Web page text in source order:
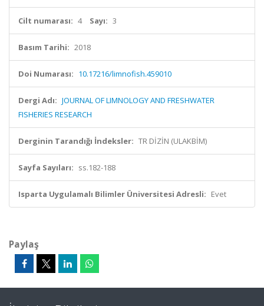
Cilt numarası: 4 Sayı: 3
Basım Tarihi: 2018
Doi Numarası: 10.17216/limnofish.459010
Dergi Adı: JOURNAL OF LIMNOLOGY AND FRESHWATER
FISHERIES RESEARCH
Derginin Tarandığı İndeksler: TR DİZİN (ULAKBİM)
Sayfa Sayıları: ss.182-188
Isparta Uygulamalı Bilimler Üniversitesi Adresli: Evet
Paylaş